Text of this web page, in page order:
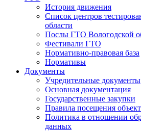
История движения
Список центров
области
Послы ГТО Вологодской
Фестивали ГТО
Нормативно-правовая база
Нормативы
Документы
Учредительные документы
Основная документация
Государственные закупки
Правила посещения
Политика в отношении
данных